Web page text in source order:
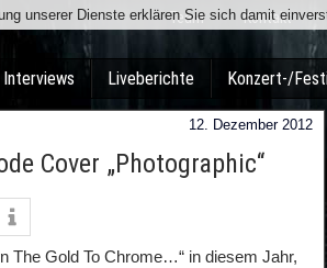
Team Kontakt
Interviews Liveberichte Konzert-/
12. Dezember 2012
Cover „Photographic“
The Gold To Chrome…“ in diesem Jahr,
unserer Dienste erklären Sie sich damit